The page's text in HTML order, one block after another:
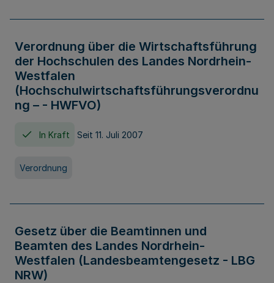
Verordnung über die Wirtschaftsführung
der Hochschulen des Landes Nordrhein-
Westfalen
(Hochschulwirtschaftsführungsverordnu
ng – - HWFVO)
In Kraft Seit 11. Juli 2007
Verordnung
Gesetz über die Beamtinnen und
Beamten des Landes Nordrhein-
Westfalen (Landesbeamtengesetz - LBG
NRW)